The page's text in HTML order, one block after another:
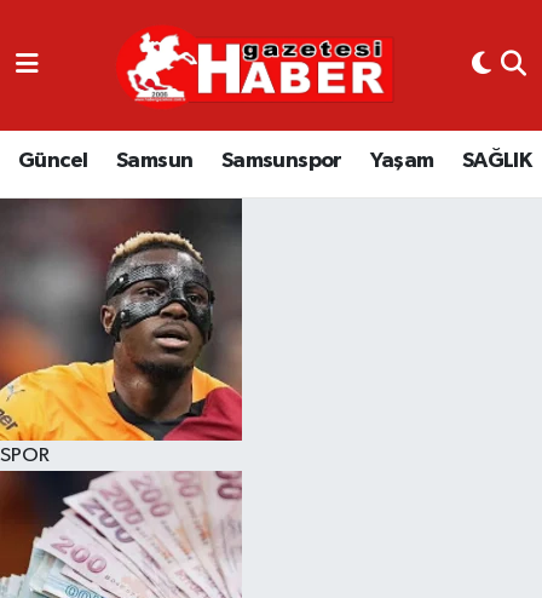
Güncel Samsun Samsunspor Yaşam SAĞLIK
SPOR
GÜNCEL
SAMSUN
EKONOMİ
YAŞAM